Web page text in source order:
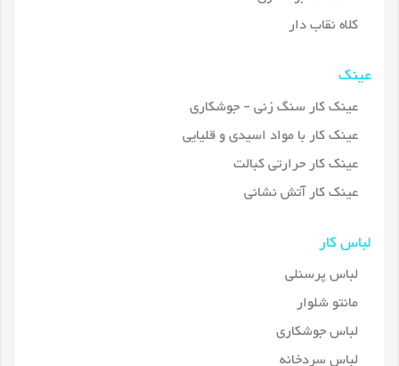
کلاه نقاب دار
عینک
عینک کار سنگ زنی - جوشکاری
عینک کار با مواد اسیدی و قلیایی
عینک کار حرارتی کبالت
عینک کار آتش نشانی
لباس کار
لباس پرسنلی
مانتو شلوار
لباس جوشکاری
لباس سردخانه